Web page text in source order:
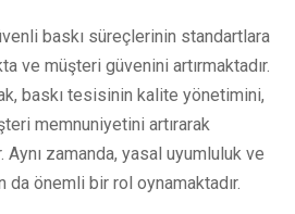
baskı süreçlerinin standartlara
ve müşteri güvenini artırmaktadır.
baskı tesisinin kalite yönetimini,
memnuniyetini artırarak
Aynı zamanda, yasal uyumluluk ve
da önemli bir rol oynamaktadır.